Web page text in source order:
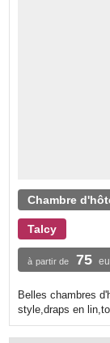
Chambre
Talcy
à partir de 75
Belles chambres
style,draps en